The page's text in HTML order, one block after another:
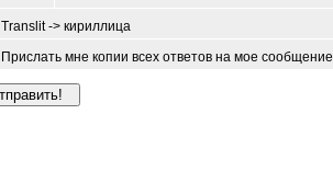
Translit -> кириллица
Прислать мне копии всех ответов на мое сообщение